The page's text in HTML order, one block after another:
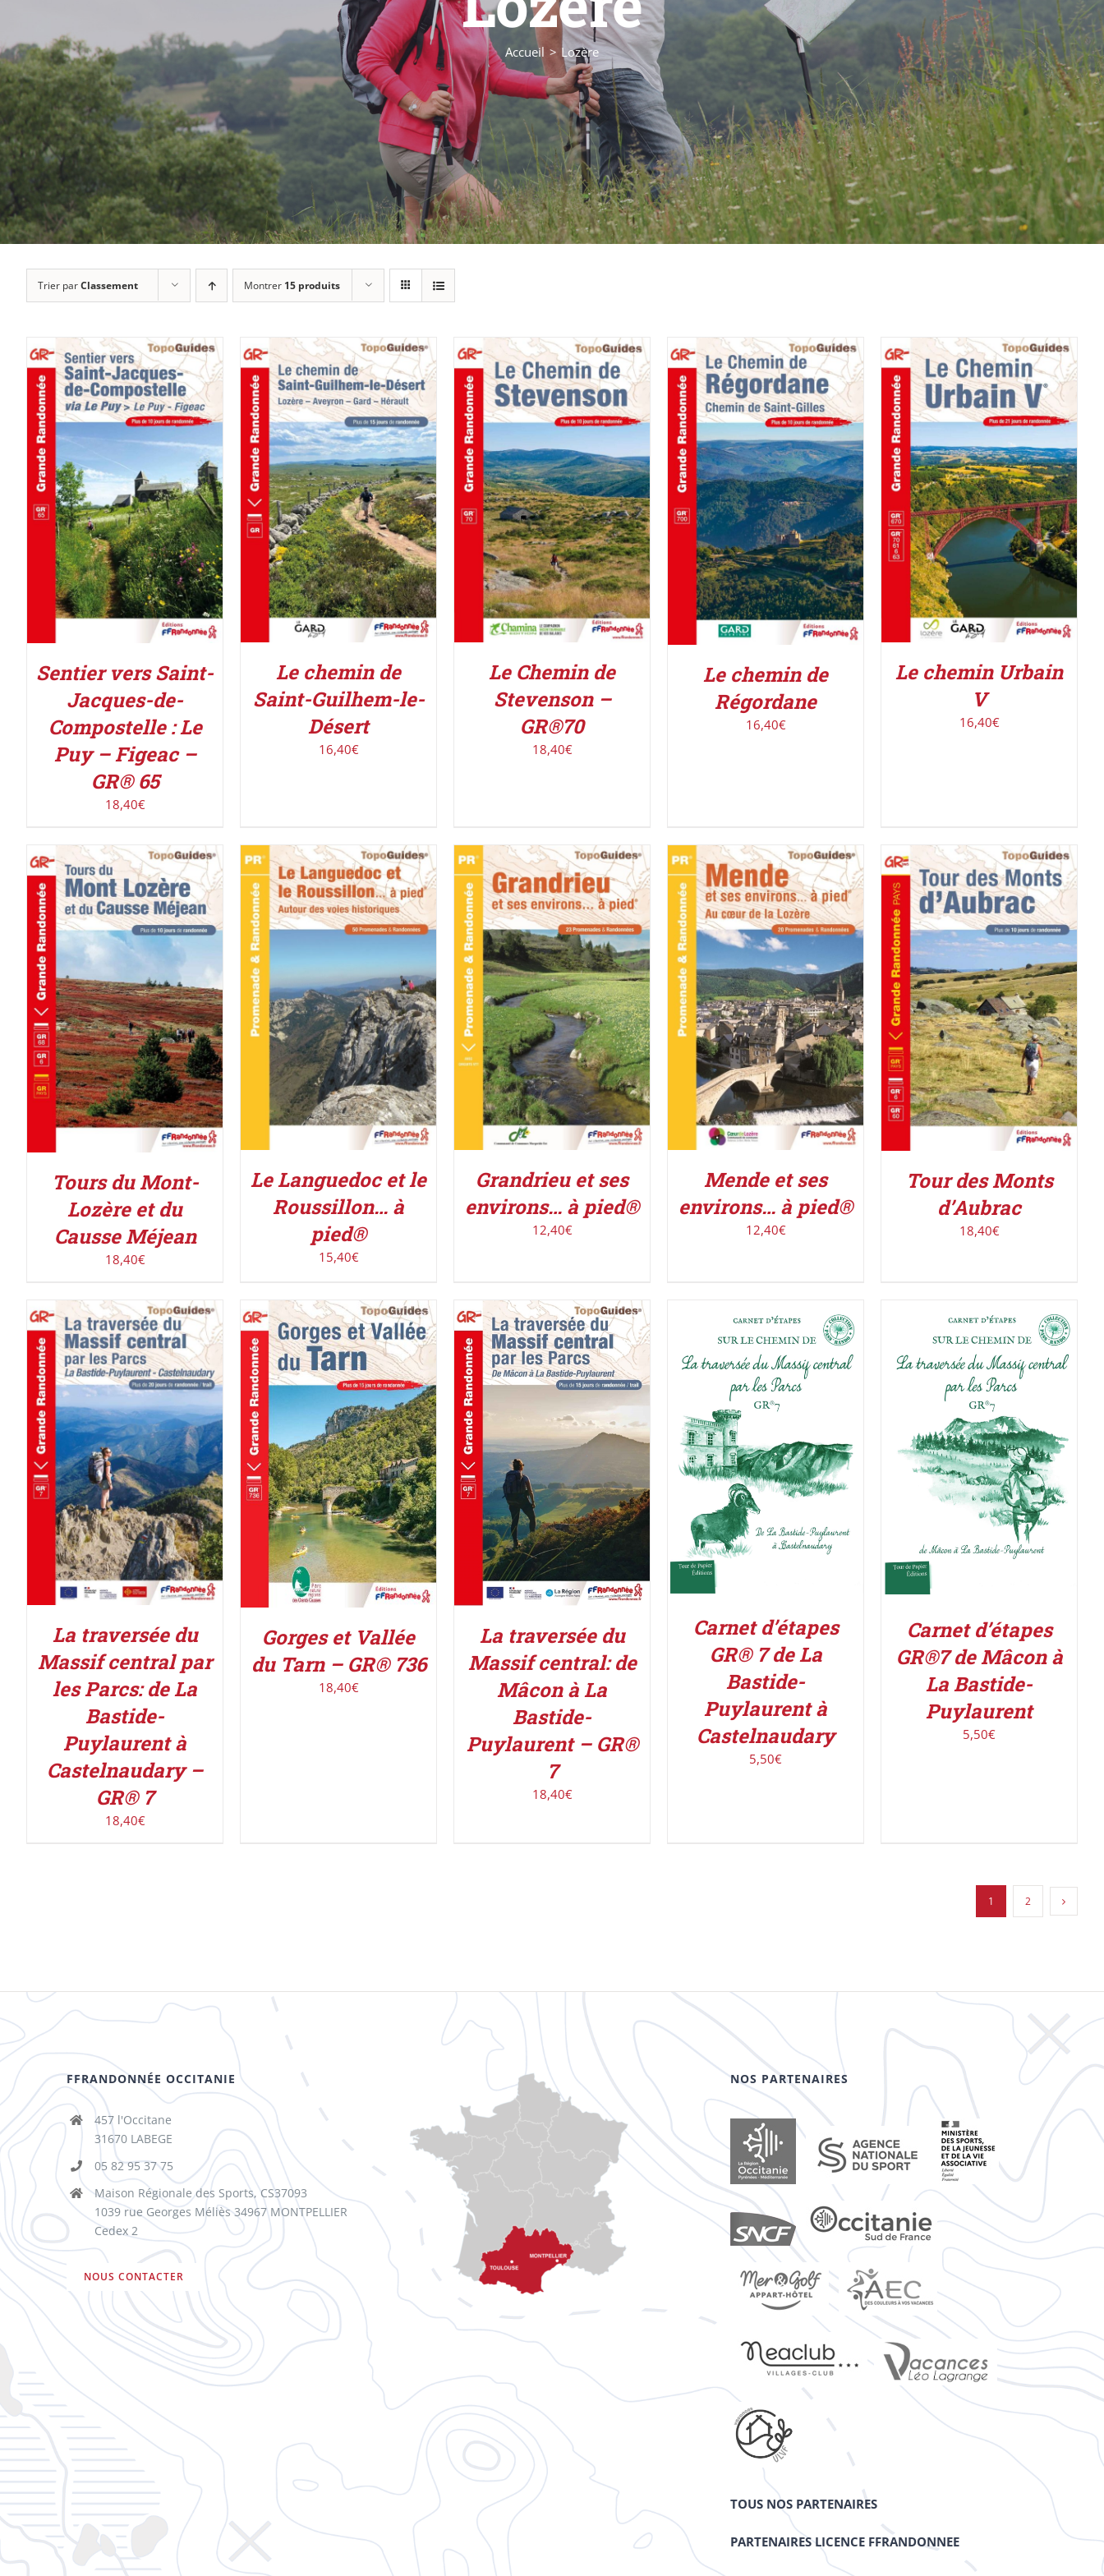
Accueil Lozère
Trier parClassement Montrer 15 produits
AJOUTER AU PANIER
/
DÉTAILS
Sentier vers Saint-
Jacques-de-
Compostelle : Le
Puy – Figeac –
GR® 65
18,40€
AJOUTER AU PANIER
/
DÉTAILS
Le chemin de
Saint-Guilhem-le-
Désert
16,40€
AJOUTER AU PANIER
/
DÉTAILS
Le Chemin de
Stevenson –
GR®70
18,40€
ACHETER LE PRODUIT
/
DÉTAILS
Le chemin de
Régordane
16,40€
AJOUTER AU PANIER
/
DÉTAILS
Le chemin Urbain
V
16,40€
AJOUTER AU PANIER
/
DÉTAILS
Tours du Mont-
Lozère et du
Causse Méjean
18,40€
ACHETER LE PRODUIT
/
DÉTAILS
Le Languedoc et le
Roussillon… à
pied®
15,40€
ACHETER LE PRODUIT
DÉTAILS
Grandrieu et ses
environs… à pied®
12,40€
ACHETER LE PRODUIT
/
DÉTAILS
Mende et ses
environs… à pied®
12,40€
AJOUTER AU PANIER
/
DÉTAILS
Tour des Monts
d’Aubrac
18,40€
AJOUTER AU PANIER
/
DÉTAILS
La traversée du
Massif central par
les Parcs: de La
Bastide-
Puylaurent à
Castelnaudary –
GR® 7
18,40€
AJOUTER AU PANIER
/
DÉTAILS
Gorges et Vallée
du Tarn – GR® 736
18,40€
AJOUTER AU PANIER
La traversée du
Massif central: de
Mâcon à La
Bastide-
Puylaurent – GR®
7
18,40€
ACHETER LE PRODUIT
/
DÉTAILS
Carnet d’étapes
GR® 7 de La
Bastide-
Puylaurent à
Castelnaudary
5,50€
ACHETER LE PRODUIT
/
DÉTAILS
Carnet d’étapes
GR®7 de Mâcon à
La Bastide-
Puylaurent
5,50€
1 2
FFRANDONNÉE OCCITANIE
457 l'Occitane
31670 LABEGE
05 82 95 37 75
Maison Régionale des Sports, CS37093
1039 rue Georges Méliès 34967 MONTPELLIER
Cedex 2
NOUS CONTACTER
NOS PARTENAIRES
TOUS NOS PARTENAIRES
PARTENAIRES LICENCE FFRANDONNEE